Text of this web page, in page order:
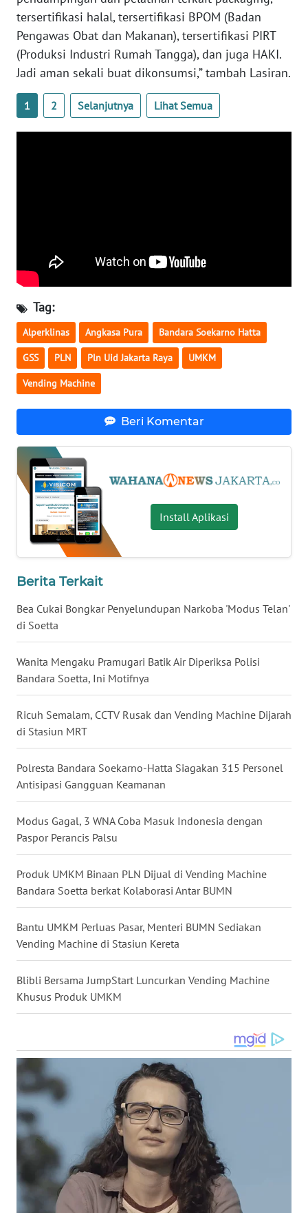
tersertifikasi halal, tersertifikasi BPOM (Badan
Pengawas Obat dan Makanan), tersertifikasi PIRT
(Produksi Industri Rumah Tangga), dan juga HAKI.
Jadi aman sekali buat dikonsumsi,” tambah Lasiran.
1 2 Selanjutnya Lihat Semua
Tag:
Alperklinas Angkasa Pura Bandara Soekarno Hatta
GSS PLN Pln Uid Jakarta Raya UMKM
Vending Machine
Beri Komentar
Install Aplikasi
Berita Terkait
Bea Cukai Bongkar Penyelundupan Narkoba 'Modus Telan'
di Soetta
Wanita Mengaku Pramugari Batik Air Diperiksa Polisi
Bandara Soetta, Ini Motifnya
Ricuh Semalam, CCTV Rusak dan Vending Machine Dijarah
di Stasiun MRT
Polresta Bandara Soekarno-Hatta Siagakan 315 Personel
Antisipasi Gangguan Keamanan
Modus Gagal, 3 WNA Coba Masuk Indonesia dengan
Paspor Perancis Palsu
Produk UMKM Binaan PLN Dijual di Vending Machine
Bandara Soetta berkat Kolaborasi Antar BUMN
Bantu UMKM Perluas Pasar, Menteri BUMN Sediakan
Vending Machine di Stasiun Kereta
Blibli Bersama JumpStart Luncurkan Vending Machine
Khusus Produk UMKM
KALTARA
WN
KALSEL
WN
WN
WN
MALUKU
WN
MALUT
WN
DAIRI
WN
DANAU
TOBA
WN
LANGKAT
TAPANULI
SELATAN
WN
TANJUNG
LESUNG
WN
KARO
WN
WN
WN
TAPANULI
WN DELI
SERDANG
WN
TEBING
TINGGI
PAKPAK
WN
KARAWANG